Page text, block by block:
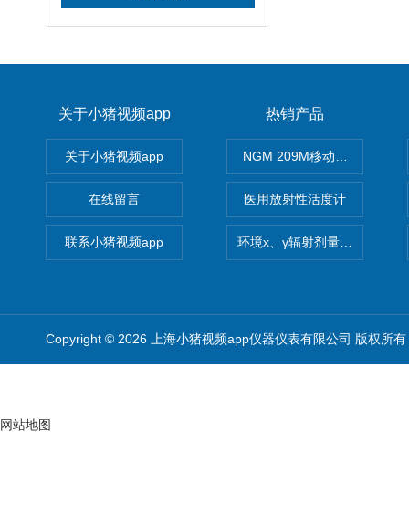
关于小猪视频app
关于小猪视频app
在线留言
联系小猪视频app
热销产品
NGM 209M移动式惰性气体
医用放射性活度计
环境x、γ辐射剂量率仪
Copyright © 2026 上海小猪视频app仪器仪表有限公司 版权所有
网站地图